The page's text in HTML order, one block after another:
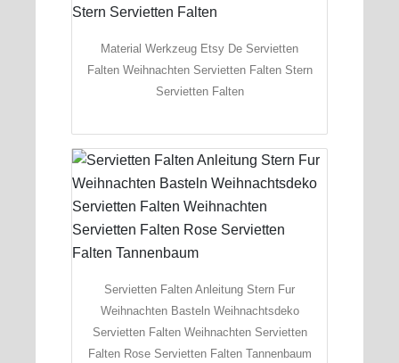
Material Werkzeug Etsy De Servietten
Falten Weihnachten Servietten Falten Stern
Servietten Falten
Servietten Falten Anleitung Stern Fur
Weihnachten Basteln Weihnachtsdeko
Servietten Falten Weihnachten Servietten
Falten Rose Servietten Falten Tannenbaum